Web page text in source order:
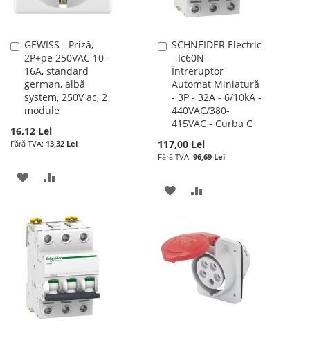
GEWISS - Priză,
2P+pe 250VAC 10-
16A, standard
german, albă
system, 250V ac, 2
module
16,12 Lei
13,32 Lei
Adauga
în
cos
ADAUGATI
LISTA
DE
DORINTE
COMPARARE
SCHNEIDER Electric
- Ic60N -
Întreruptor
Automat Miniatură
- 3P - 32A - 6/10kA -
440VAC/380-
415VAC - Curba C
117,00 Lei
96,69 Lei
Adauga
în
cos
ADAUGATI
LISTA
DE
DORINTE
COMPARARE